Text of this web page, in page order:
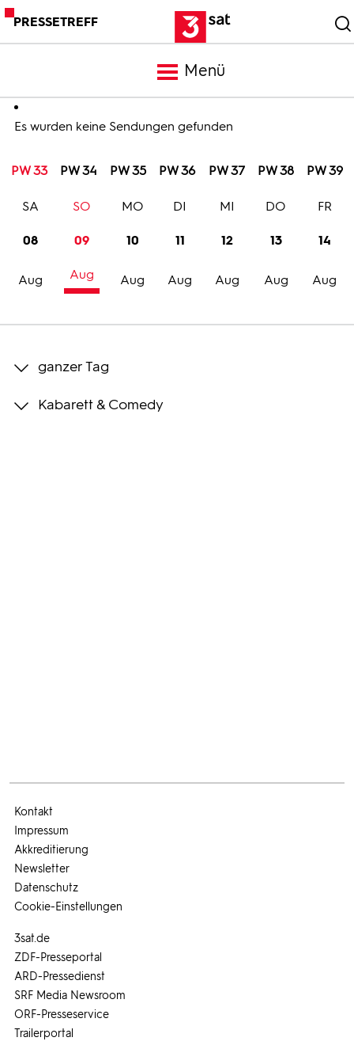
PRESSETREFF
Menü
Meldungen
Programm
Trailer
Bilder
Es wurden keine Sendungen gefunden
PW 33 PW 34 PW 35 PW 36 PW 37 PW 38 PW 39
08
Aug
SA
09
Aug
SO
10
Aug
MO
11
Aug
DI
12
Aug
MI
13
Aug
DO
14
Aug
FR
ganzer Tag
Kabarett & Comedy
3sat.de
ZDF-Presseportal
ARD-Pressedienst
SRF Media Newsroom
ORF-Presseservice
Trailerportal
Kontakt
Impressum
Akkreditierung
Newsletter
Datenschutz
Cookie-Einstellungen